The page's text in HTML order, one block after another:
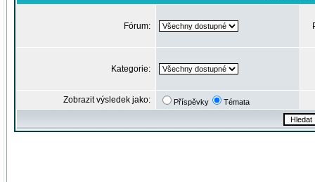
Fórum:
Kategorie:
Zobrazit výsledek jako: Příspěvky Témata